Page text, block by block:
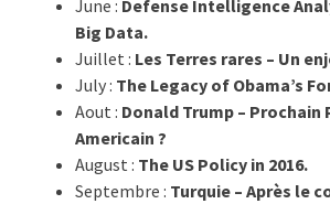
June : Defense Intelligence
Big Data.
Juillet : Les Terres rares – Un
July : The Legacy of Obama’s
Aout : Donald Trump – Prochain
Americain ?
August : The US Policy in 2016.
Septembre : Turquie – Après le